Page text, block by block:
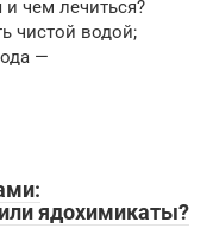
и чем лечиться?
чистой водой;
—
ядохимикаты?